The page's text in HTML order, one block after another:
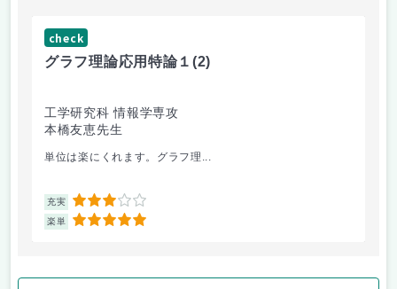
check
グラフ理論応用特論１ (2)
工学研究科 情報学専攻
本橋友恵先生
単位は楽にくれます。グラフ理...
充実 3
楽単 5